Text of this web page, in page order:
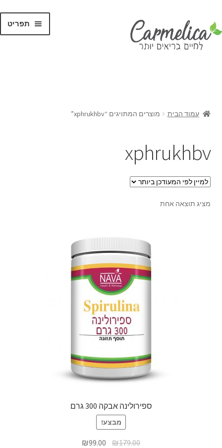
תפריט
עמוד הבית מוצרים המתויגים “xphrukhbv”
xphrukhbv
מציג תוצאה אחת
ספירולינה אבקה 300 גרם
מבצע!
₪179.00
₪99.00